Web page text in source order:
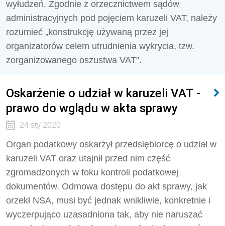
wyłudzeń. Zgodnie z orzecznictwem sądów
administracyjnych pod pojęciem karuzeli VAT, należy
rozumieć „konstrukcję używaną przez jej
organizatorów celem utrudnienia wykrycia, tzw.
zorganizowanego oszustwa VAT".
Oskarżenie o udział w karuzeli VAT -
prawo do wglądu w akta sprawy
24 sty 2020
Organ podatkowy oskarżył przedsiębiorcę o udział w
karuzeli VAT oraz utajnił przed nim część
zgromadzonych w toku kontroli podatkowej
dokumentów. Odmowa dostępu do akt sprawy, jak
orzekł NSA, musi być jednak wnikliwie, konkretnie i
wyczerpująco uzasadniona tak, aby nie naruszać